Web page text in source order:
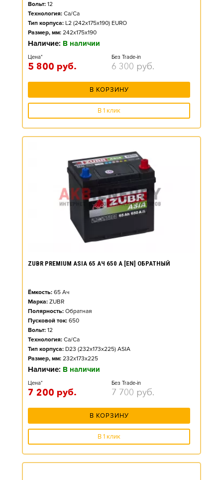
Вольт: 12
Технология: Ca/Ca
Тип корпуса: L2 (242x175x190) EURO
Размер, мм: 242x175x190
Наличие: В наличии
Цена*
5 800 руб.
Без Trade-in
6 300 руб.
В КОРЗИНУ
В 1 клик
ZUBR PREMIUM ASIA 65 АЧ 650 А [EN] ОБРАТНЫЙ
Ёмкость: 65 Ач
Марка: ZUBR
Полярность: Обратная
Пусковой ток: 650
Вольт: 12
Технология: Ca/Ca
Тип корпуса: D23 (232x173x225) ASIA
Размер, мм: 232x173x225
Наличие: В наличии
Цена*
7 200 руб.
Без Trade-in
7 700 руб.
В КОРЗИНУ
В 1 клик